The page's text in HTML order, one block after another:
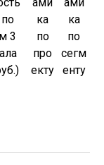
3
ами
ка
по
про
екту
ами
ка
по
сегм
енту